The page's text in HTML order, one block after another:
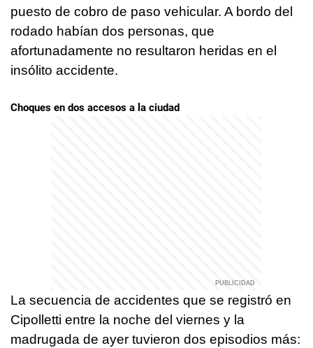
puesto de cobro de paso vehicular. A bordo del
rodado habían dos personas, que
afortunadamente no resultaron heridas en el
insólito accidente.
Choques en dos accesos a la ciudad
La secuencia de accidentes que se registró en
Cipolletti entre la noche del viernes y la
madrugada de ayer tuvieron dos episodios más: